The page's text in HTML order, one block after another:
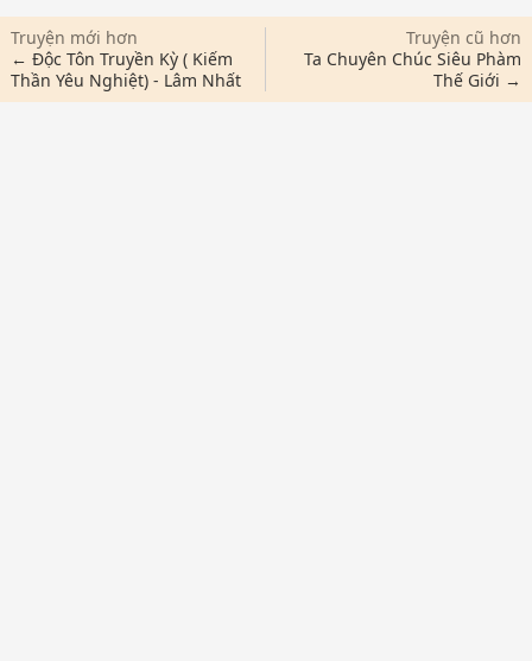
Truyện mới hơn
← Độc Tôn Truyền Kỳ ( Kiếm
Thần Yêu Nghiệt) - Lâm Nhất
Truyện cũ hơn
Ta Chuyên Chúc Siêu Phàm
Thế Giới →